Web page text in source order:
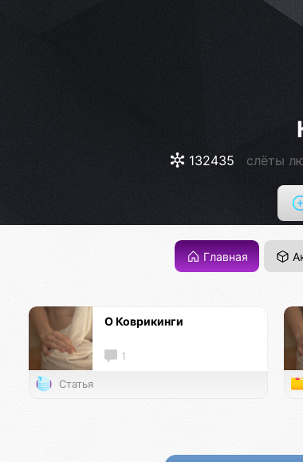
132435 слёты
Главная
О Коврикинги
1
Статья